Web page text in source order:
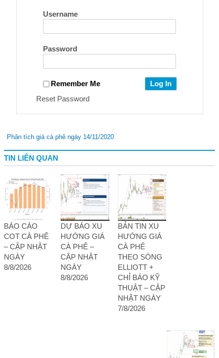
Username
Password
Remember Me
Reset Password
Phân tích giá cà phê ngày 14/11/2020
TIN LIÊN QUAN
BÁO CÁO
COT CÀ PHÊ
– CẬP NHẬT
NGÀY
8/8/2026
DỰ BÁO XU
HƯỚNG GIÁ
CÀ PHÊ –
CẬP NHẬT
NGÀY
8/8/2026
BẢN TIN XU
HƯỚNG GIÁ
CÀ PHÊ
THEO SÓNG
ELLIOTT +
CHỈ BÁO KỸ
THUẬT – CẬP
NHẬT NGÀY
7/8/2026